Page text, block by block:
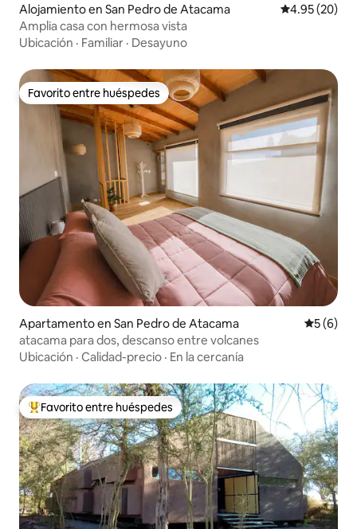
Alojamiento en San Pedro de Atacama Calificación
4.95 (20)
Amplia casa con hermosa vista
Ubicación · Familiar · Desayuno
Favorito entre huéspedes
Favorito entre huéspedes
Apartamento en San Pedro de Atacama
5 (6)
atacama para dos, descanso entre volcanes
Ubicación · Calidad-precio · En la cercanía
Favorito entre huéspedes preferido
Favorito entre huéspedes